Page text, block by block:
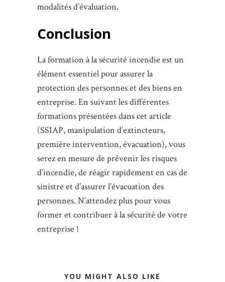
modalités d’évaluation.
Conclusion
La formation à la sécurité incendie est un
élément essentiel pour assurer la
protection des personnes et des biens en
entreprise. En suivant les différentes
formations présentées dans cet article
(SSIAP, manipulation d’extincteurs,
première intervention, évacuation), vous
serez en mesure de prévenir les risques
d’incendie, de réagir rapidement en cas de
sinistre et d’assurer l’évacuation des
personnes. N’attendez plus pour vous
former et contribuer à la sécurité de votre
entreprise !
YOU MIGHT ALSO LIKE